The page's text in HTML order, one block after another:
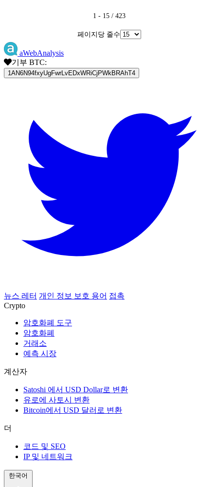
1 - 15 / 423
페이지당 줄수
aWebAnalysis
기부 BTC:
1AN6N94fxyUgFwrLvEDxWRiCjPWkBRAhT4
뉴스 레터 개인 정보 보호 용어 접촉
Crypto
암호화폐 도구
암호화폐
거래소
예측 시장
계산자
Satoshi 에서 USD Dollar로 변환
유로에 사토시 변환
Bitcoin에서 USD 달러로 변환
더
코드 및 SEO
IP 및 네트워크